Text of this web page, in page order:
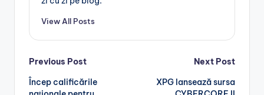
View All Posts
Post
navigation
Previous Post
Încep calificările
Next Post
XPG lansează sursa